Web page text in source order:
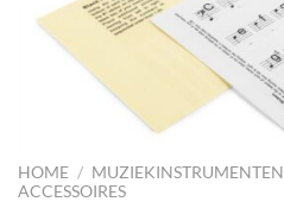
HOME / MUZIEKINSTRUMENTEN
ACCESSOIRES